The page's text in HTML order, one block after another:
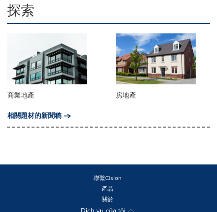
探索
商業地產
房地產
相關題材的新聞稿
聯繫Cision
產品
關於